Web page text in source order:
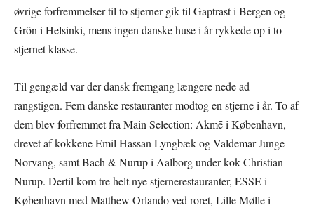
øvrige forfremmelser til to stjerner gik til Gaptrast i Bergen og
Grön i Helsinki, mens ingen danske huse i år rykkede op i to-
stjernet klasse.
Til gengæld var der dansk fremgang længere nede ad
rangstigen. Fem danske restauranter modtog en stjerne i år. To af
dem blev forfremmet fra Main Selection: Akmē i København,
drevet af kokkene Emil Hassan Lyngbæk og Valdemar Junge
Norvang, samt Bach & Nurup i Aalborg under kok Christian
Nurup. Dertil kom tre helt nye stjernerestauranter, ESSE i
København med Matthew Orlando ved roret, Lille Mølle i